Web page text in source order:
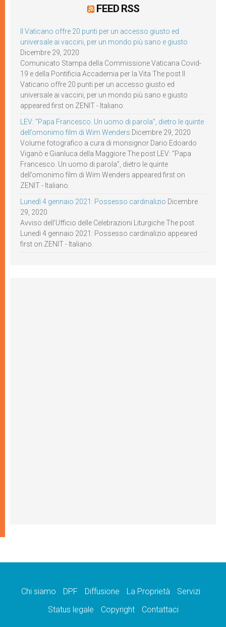
FEED RSS
Il Vaticano offre 20 punti per un accesso giusto ed
universale ai vaccini, per un mondo più sano e giusto
Dicembre 29, 2020
Comunicato Stampa della Commissione Vaticana Covid-
19 e della Pontificia Accademia per la Vita The post Il
Vaticano offre 20 punti per un accesso giusto ed
universale ai vaccini, per un mondo più sano e giusto
appeared first on ZENIT - Italiano.
LEV: “Papa Francesco. Un uomo di parola”, dietro le quinte
dell’omonimo film di Wim Wenders Dicembre 29, 2020
Volume fotografico a cura di monsignor Dario Edoardo
Viganò e Gianluca della Maggiore The post LEV: “Papa
Francesco. Un uomo di parola”, dietro le quinte
dell’omonimo film di Wim Wenders appeared first on
ZENIT - Italiano.
Lunedì 4 gennaio 2021: Possesso cardinalizio Dicembre
29, 2020
Avviso dell’Ufficio delle Celebrazioni Liturgiche The post
Lunedì 4 gennaio 2021: Possesso cardinalizio appeared
first on ZENIT - Italiano.
Chi siamo DPF Diffusione La Proprietà
Servizi
Status legale
Copyright Contattaci